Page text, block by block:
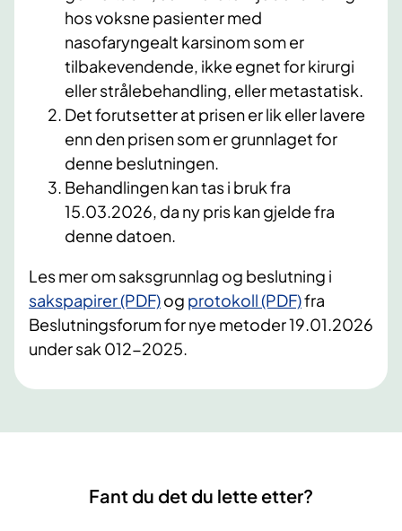
hos voksne pasienter med
nasofaryngealt karsinom som er
tilbakevendende, ikke egnet for kirurgi
eller strålebehandling, eller metastatisk.
Det forutsetter at prisen er lik eller lavere
enn den prisen som er grunnlaget for
denne beslutningen.
Behandlingen kan tas i bruk fra
15.03.2026, da ny pris kan gjelde fra
denne datoen.
Les mer om saksgrunnlag og beslutning i
sakspapirer (PDF)og protokoll (PDF)fra
Beslutningsforum for nye metoder 19.01.2026
under sak 012-2025.
Fant du det du lette etter?